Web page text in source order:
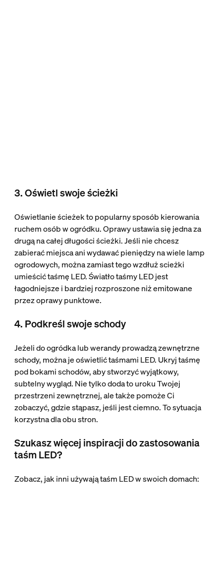
3. Oświetl swoje ścieżki
Oświetlanie ścieżek to popularny sposób kierowania
ruchem osób w ogródku. Oprawy ustawia się jedna za
drugą na całej długości ścieżki. Jeśli nie chcesz
zabierać miejsca ani wydawać pieniędzy na wiele lamp
ogrodowych, można zamiast tego wzdłuż scieżki
umieścić taśmę LED. Światło taśmy LED jest
łagodniejsze i bardziej rozproszone niż emitowane
przez oprawy punktowe.
4. Podkreśl swoje schody
Jeżeli do ogródka lub werandy prowadzą zewnętrzne
schody, można je oświetlić taśmami LED. Ukryj taśmę
pod bokami schodów, aby stworzyć wyjątkowy,
subtelny wygląd. Nie tylko doda to uroku Twojej
przestrzeni zewnętrznej, ale także pomoże Ci
zobaczyć, gdzie stąpasz, jeśli jest ciemno. To sytuacja
korzystna dla obu stron.
Szukasz więcej inspiracji do zastosowania
taśm LED?
Zobacz, jak inni używają taśm LED w swoich domach: